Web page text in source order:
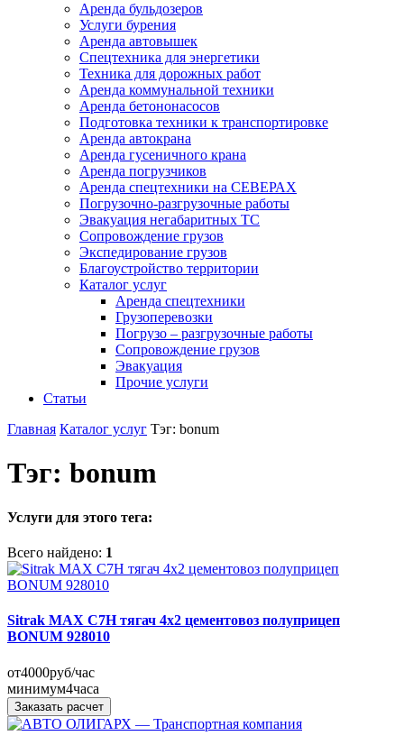
Аренда бульдозеров
Услуги бурения
Аренда автовышек
Спецтехника для энергетики
Техника для дорожных работ
Аренда коммунальной техники
Аренда бетононасосов
Подготовка техники к транспортировке
Аренда автокрана
Аренда гусеничного крана
Аренда погрузчиков
Аренда спецтехники на СЕВЕРАХ
Погрузочно-разгрузочные работы
Эвакуация негабаритных ТС
Сопровождение грузов
Экспедирование грузов
Благоустройство территории
Каталог услуг
Аренда спецтехники
Грузоперевозки
Погрузо – разгрузочные работы
Сопровождение грузов
Эвакуация
Прочие услуги
Статьи
Главная Каталог услуг Тэг: bonum
Тэг: bonum
Услуги для этого тега:
Всего найдено: 1
Sitrak MAX C7H тягач 4x2 цементовоз полуприцеп
BONUM 928010
от4000руб/час
минимум4часа
Заказать расчет